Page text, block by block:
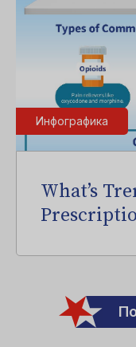
Инфографика
What’s